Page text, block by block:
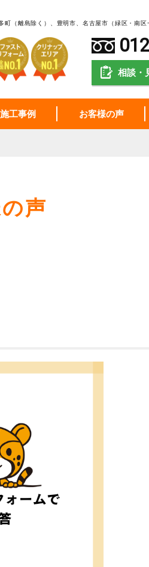
（離島除く）、豊明市、名古屋市（緑区・南区
相談・
施工事例 お客様の声
声